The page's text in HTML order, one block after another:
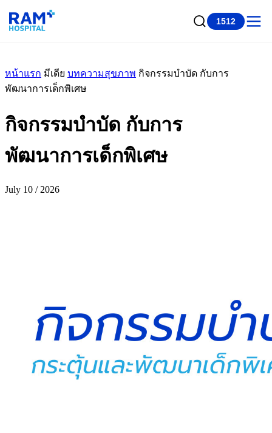
1512
หน้าแรก มีเดีย บทความสุขภาพ กิจกรรมบำบัด กับการ
พัฒนาการเด็กพิเศษ
กิจกรรมบำบัด กับการ
พัฒนาการเด็กพิเศษ
July 10 / 2026